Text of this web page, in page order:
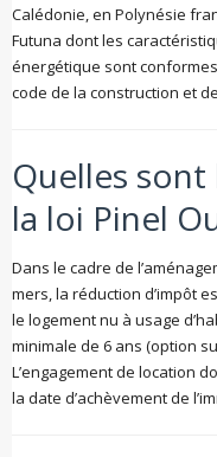
Calédonie, en Polynésie
Futuna dont les
énergétique sont
code de la construction et
Quelles
la loi Pinel
Dans le cadre de
mers, la réduction d’impôt
le logement nu à usage
minimale de 6 ans (option
L’engagement de location
la date d’achèvement de